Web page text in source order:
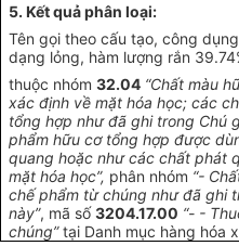
5.Kết quả phân loại:
Tên gọi theo cấu tạo, công
dạng lỏng, hàm lượng rắn
thuộc nhóm32.04 “Chất màu
xác định về mặt hóa học; các
tổng hợp như đã ghi trong Chú
phẩm hữu cơ tổng hợp được
quang hoặc như các chất phát
mặt hóa học”, phân nhóm “-
chế phẩm từ chúng như đã ghi
này”, mã số3204.17.00 “- -
chúng”tại Danh mục hàng hóa